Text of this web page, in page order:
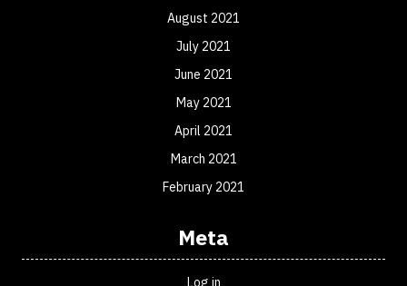
August 2021
July 2021
June 2021
May 2021
April 2021
March 2021
February 2021
Meta